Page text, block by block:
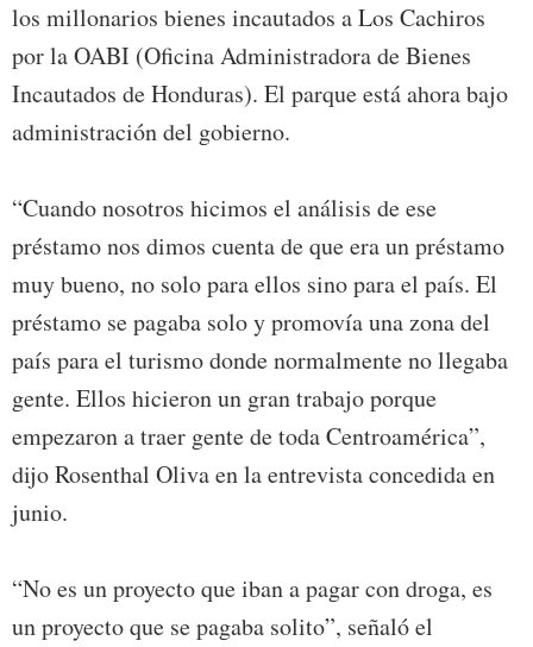
los millonarios bienes incautados a Los Cachiros
por la OABI (Oficina Administradora de Bienes
Incautados de Honduras). El parque está ahora bajo
administración del gobierno.
“Cuando nosotros hicimos el análisis de ese
préstamo nos dimos cuenta de que era un préstamo
muy bueno, no solo para ellos sino para el país. El
préstamo se pagaba solo y promovía una zona del
país para el turismo donde normalmente no llegaba
gente. Ellos hicieron un gran trabajo porque
empezaron a traer gente de toda Centroamérica”,
dijo Rosenthal Oliva en la entrevista concedida en
junio.
“No es un proyecto que iban a pagar con droga, es
un proyecto que se pagaba solito”, señaló el